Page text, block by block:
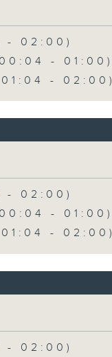
- 02:00)
00:04 - 01:00)
01:04 - 02:00)
- 02:00)
00:04 - 01:00)
01:04 - 02:00)
- 02:00)